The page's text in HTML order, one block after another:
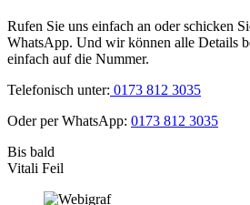
Rufen Sie uns einfach an oder schicken
WhatsApp. Und wir können alle Details
einfach auf die Nummer.
Telefonisch unter: 0173 812 3035
Oder per WhatsApp: 0173 812 3035
Bis bald
Vitali Feil